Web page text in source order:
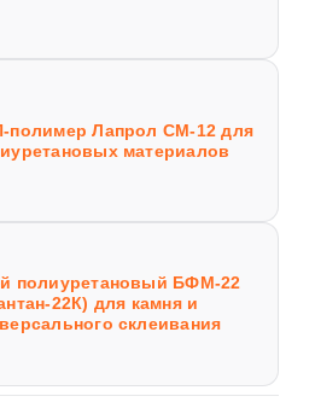
полимер Лапрол СМ-12 для
материалов
полиуретановый БФМ-22
22К) для камня и
склеивания